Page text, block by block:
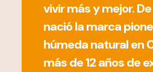
vivir más y mejor.
nació la marca
húmeda natural en
más de 12 años de